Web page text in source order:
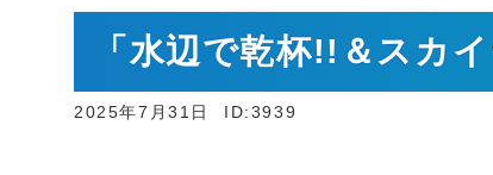
「水辺で乾杯!!＆スカ
2025年7月31日 ID:3939